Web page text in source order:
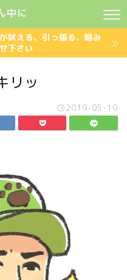
中に
吠える、引っ張る、噛み
下さい
リッ
2019-05-10